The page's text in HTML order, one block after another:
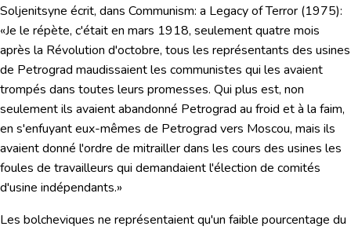
Soljenitsyne écrit, dans Communism: a Legacy of Terror (1975):
«Je le répète, c'était en mars 1918, seulement quatre mois
après la Révolution d'octobre, tous les représentants des usines
de Petrograd maudissaient les communistes qui les avaient
trompés dans toutes leurs promesses. Qui plus est, non
seulement ils avaient abandonné Petrograd au froid et à la faim,
en s'enfuyant eux-mêmes de Petrograd vers Moscou, mais ils
avaient donné l'ordre de mitrailler dans les cours des usines les
foules de travailleurs qui demandaient l'élection de comités
d'usine indépendants.»
Les bolcheviques ne représentaient qu'un faible pourcentage du